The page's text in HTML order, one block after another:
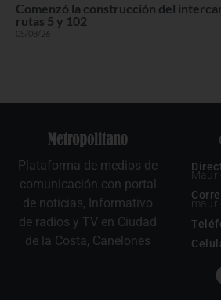
Comenzó la construcción del
rutas 5 y 102
05/08/26
Plataforma de medios de
comunicación con portal
de noticias, Informativo
de radios y TV en Ciudad
de la Costa, Canelones